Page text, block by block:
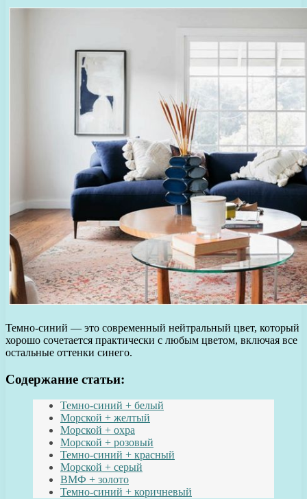
Темно-синий — это современный нейтральный цвет, который
хорошо сочетается практически с любым цветом, включая все
остальные оттенки синего.
Содержание статьи:
Темно-синий + белый
Морской + желтый
Морской + охра
Морской + розовый
Темно-синий + красный
Морской + серый
ВМФ + золото
Темно-синий + коричневый